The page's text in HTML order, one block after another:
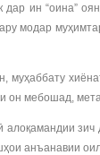
дар ин “оина”
модар
муҳаббату
он мебошад,
анъанавии